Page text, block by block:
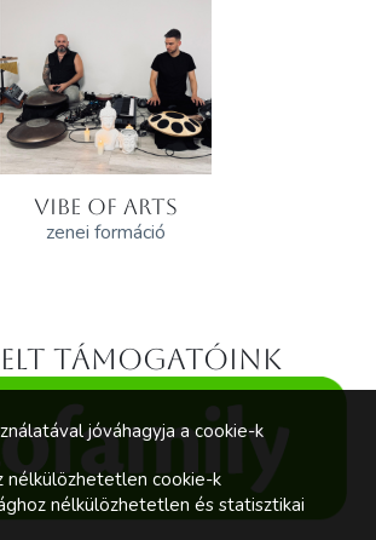
VIBE OF ARTS
zenei formáció
támogatóink
jóváhagyja a cookie-k
nélkülözhetetlen cookie-k
nélkülözhetetlen és statisztikai